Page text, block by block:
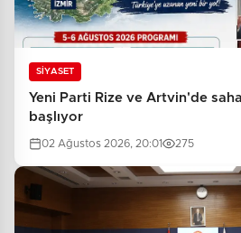
SİYASET
Yeni Parti Rize ve Artvin'de saha
başlıyor
02 Ağustos 2026, 20:01 275